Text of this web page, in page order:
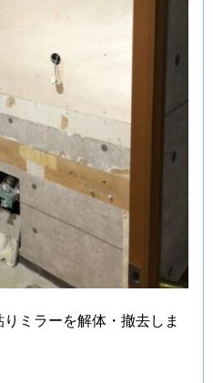
ミラーを解体・撤去しま